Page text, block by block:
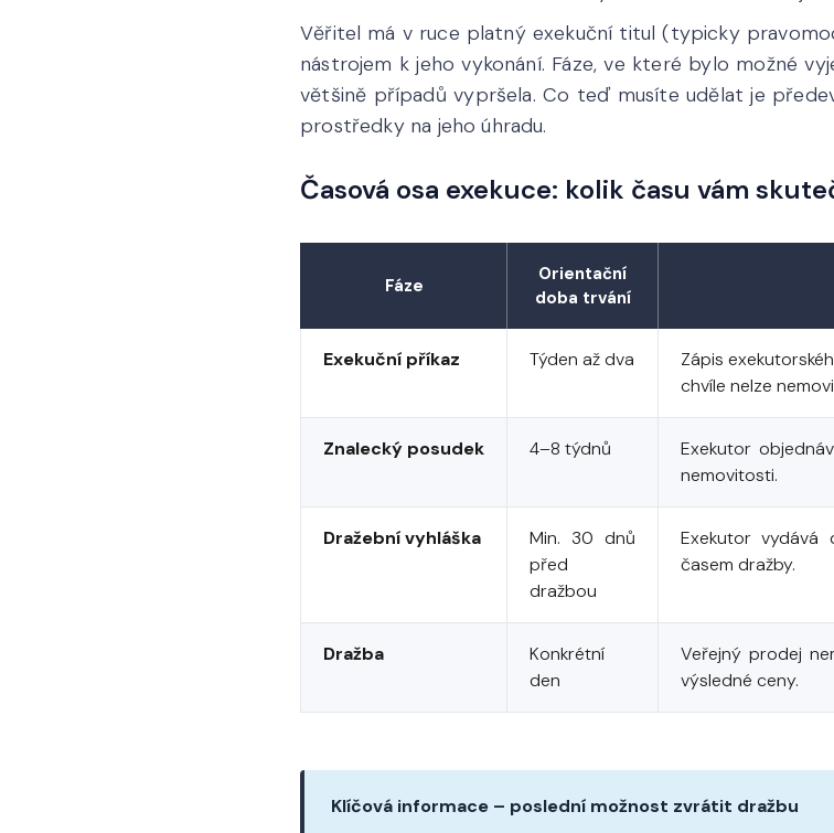
Věřitel má v ruce platný exekuční titul (typicky
nástrojem k jeho vykonání. Fáze, ve které bylo možné
většině případů vypršela. Co teď musíte udělat je
prostředky na jeho úhradu.
Časová osa exekuce: kolik času vám
Fáze
Orientační
doba trvání
Exekuční příkaz Týden až dva
Zápis
chvíle nelze
Znalecký posudek 4–8 týdnů
Exekutor
nemovitosti.
Dražební vyhláška
Min. 30 dnů
před
dražbou
Exekutor vydává
časem dražby.
Dražba
Konkrétní
den
Veřejný prodej
výsledné ceny.
Klíčová informace – poslední možnost zvrátit dražbu